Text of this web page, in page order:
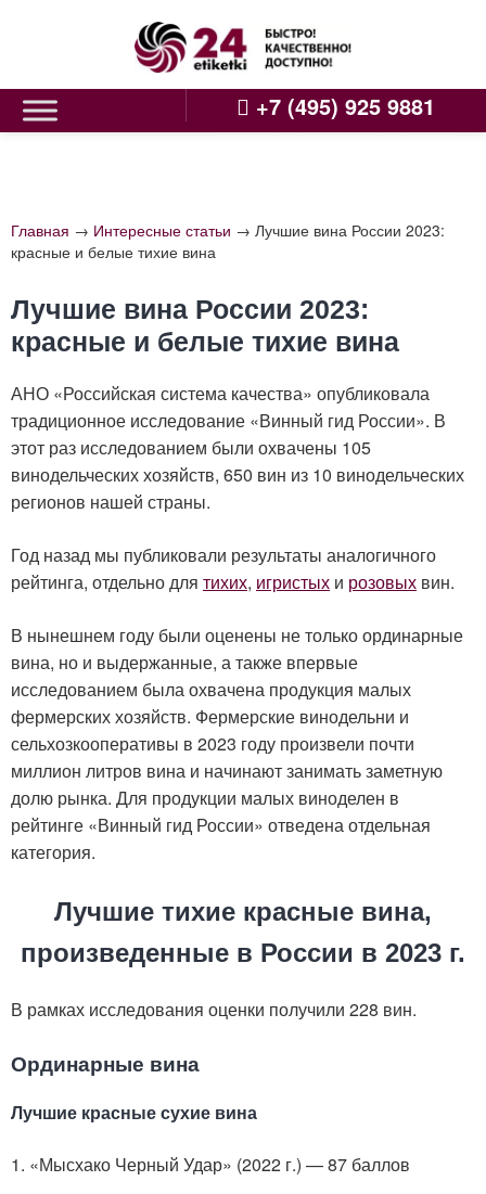
+7 (495) 925 9881
Главная → Интересные статьи → Лучшие вина России 2023:
красные и белые тихие вина
Лучшие вина России 2023:
красные и белые тихие вина
АНО «Российская система качества» опубликовала
традиционное исследование «Винный гид России». В
этот раз исследованием были охвачены 105
винодельческих хозяйств, 650 вин из 10 винодельческих
регионов нашей страны.
Год назад мы публиковали результаты аналогичного
рейтинга, отдельно для тихих, игристых и розовых вин.
В нынешнем году были оценены не только ординарные
вина, но и выдержанные, а также впервые
исследованием была охвачена продукция малых
фермерских хозяйств. Фермерские винодельни и
сельхозкооперативы в 2023 году произвели почти
миллион литров вина и начинают занимать заметную
долю рынка. Для продукции малых виноделен в
рейтинге «Винный гид России» отведена отдельная
категория.
Лучшие тихие красные вина,
произведенные в России в 2023 г.
В рамках исследования оценки получили 228 вин.
Ординарные вина
Лучшие красные сухие вина
1. «Мысхако Черный Удар» (2022 г.) — 87 баллов